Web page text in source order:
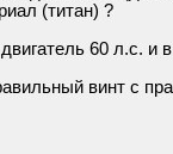
(титан) ?
60 л.с. и
винт с